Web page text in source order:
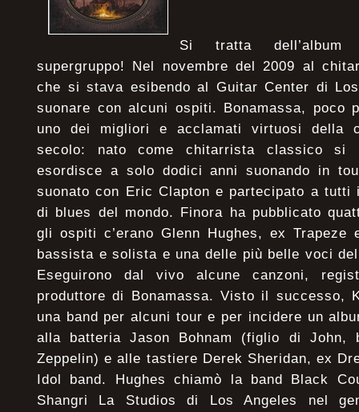
Si tratta dell’album
supergruppo! Nel novembre del 2009 al
che si stava esibendo al Guitar Center di
suonare con alcuni ospiti. Bonamassa, poco
uno dei migliori e acclamati virtuosi della
secolo: nato come chitarrista classico si
esordisce a solo dodici anni suonando in
suonato con Eric Clapton e partecipato a
di blues del mondo. Finora ha pubblicato
gli ospiti c’erano Glenn Hughes, ex Trapeze
bassista e solista e una delle più belle voci
Eseguirono dal vivo alcune canzoni,
produttore di Bonamassa. Visto il successo,
una band per alcuni tour e per incidere un
alla batteria Jason Bohnam (figlio di John,
Zeppelin) e alle tastiere Derek Sheridan, ex
Idol band. Hughes chiamò la band Black
Shangri La Studios di Los Angeles nel